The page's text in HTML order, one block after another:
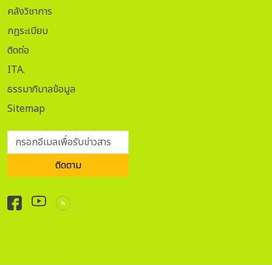
คลังวิชาการ
กฏระเบียบ
ติดต่อ
ITA.
ธรรมาภิบาลข้อมูล
Sitemap
กรอกอีเมลเพื่อรับข่าวสาร
ติดตาม